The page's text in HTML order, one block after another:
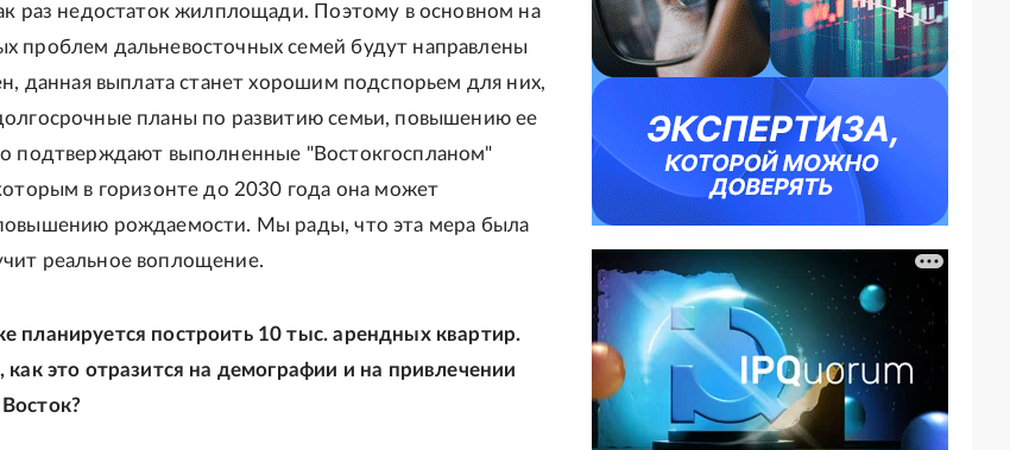
раз недостаток жилплощади. Поэтому в основном на
проблем дальневосточных семей будут направлены
данная выплата станет хорошим подспорьем для них,
планы по развитию семьи, повышению ее
подтверждают выполненные "Востокгоспланом"
в горизонте до 2030 года она может
повышению рождаемости. Мы рады, что эта мера была
реальное воплощение.
планируется построить 10 тыс. арендных квартир.
как это отразится на демографии и на привлечении